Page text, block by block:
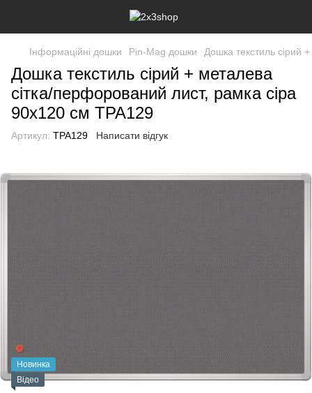
Інформаційні дошки Pin-Mag дошки Дошка текстиль сірий
Дошка текстиль сірий + металева
сітка/перфорований лист, рамка сіра
90х120 см TPA129
Артикул: TPA129 Написати відгук
Новинка
Відео